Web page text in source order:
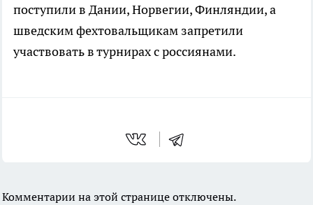
поступили в Дании, Норвегии, Финляндии, а
шведским фехтовальщикам запретили
участвовать в турнирах с россиянами.
Комментарии на этой странице отключены.